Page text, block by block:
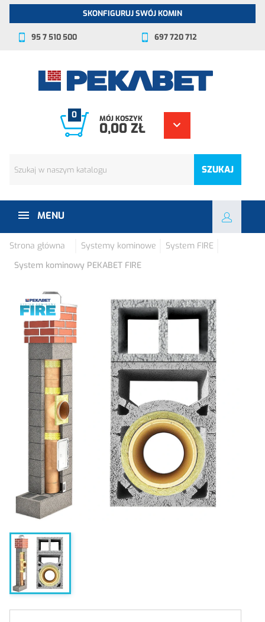
SKONFIGURUJ SWÓJ KOMIN
95 7 510 500 697 720 712
SZUKAJ
0 MÓJ KOSZYK
0,00 ZŁ
MENU
Strona główna Systemy kominowe
System FIRE
System kominowy PEKABET FIRE